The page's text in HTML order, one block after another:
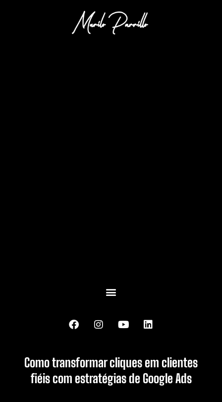
Como transformar cliques em clientes
fiéis com estratégias de Google Ads